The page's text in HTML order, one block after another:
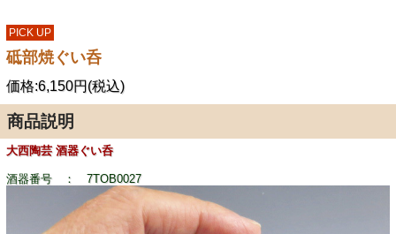
PICK UP
砥部焼ぐい呑
価格:6,150円(税込)
商品説明
大西陶芸 酒器ぐい呑
酒器番号 ： 7TOB0027